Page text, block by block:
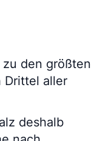
den größten
Drittel aller
deshalb